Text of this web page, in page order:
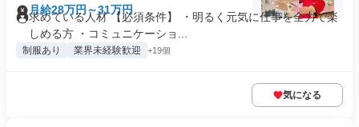
月給28万円～31万円
求めている人材 【必須条件】 ・明るく元気に仕事を全力で楽
しめる方 ・コミュニケーショ...
制服あり 業界未経験歓迎 +19個
気になる